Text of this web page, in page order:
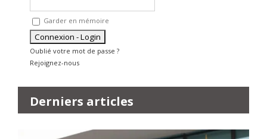
Garder en mémoire
Oublié votre mot de passe ?
Rejoignez-nous
Derniers articles